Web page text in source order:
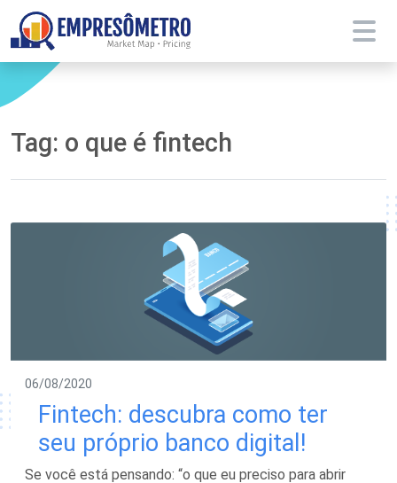
Tag: o que é fintech
06/08/2020
Fintech: descubra como ter
seu próprio banco digital!
Se você está pensando: “o que eu preciso para abrir